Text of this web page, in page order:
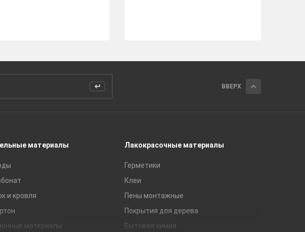
ВВЕРХ
материалы
и кровля
материалы
Лакокрасочные материалы
Герметики
Клеи
Пены монтажные
Покрытия для дерева
Бытовая химия